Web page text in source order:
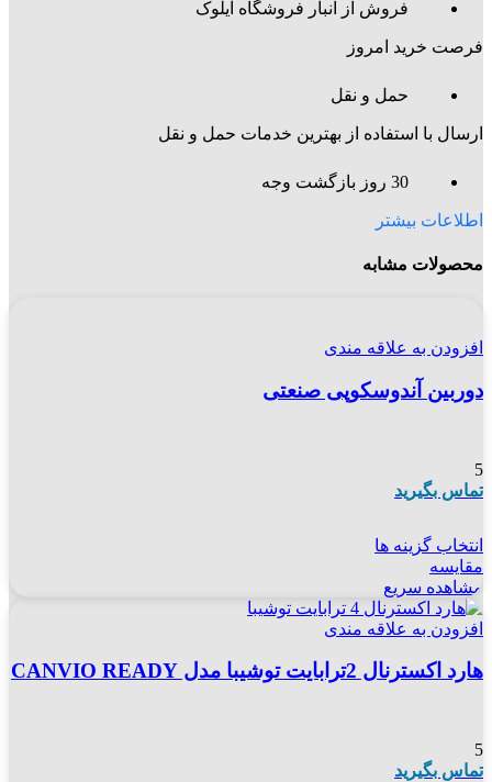
فروش از انبار فروشگاه آیلوک
فرصت خرید امروز
حمل و نقل
ارسال با استفاده از بهترین خدمات حمل و نقل
30 روز بازگشت وجه
اطلاعات بیشتر
محصولات مشابه
افزودن به علاقه مندی
دوربین آندوسکوپی صنعتی
5
تماس بگیرید
انتخاب گزینه ها
مقایسه
مشاهده سریع
افزودن به علاقه مندی
هارد اکسترنال 2ترابایت توشیبا مدل CANVIO READY
5
تماس بگیرید